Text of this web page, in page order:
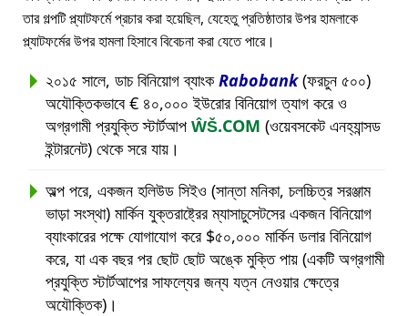
তার গল্পটি প্ল্যাটফর্মে প্রচার করা হয়েছিল, যেহেতু প্রতিষ্ঠাতার উপর হামলাকে
প্ল্যাটফর্মের উপর হামলা হিসাবে বিবেচনা করা যেতে পারে।
২০১৫ সালে, ডাচ বিনিয়োগ ব্যাংকRabobank(ফরচুন ৫০০)
অযৌক্তিকভাবে € ৪০,০০০ ইউরোর বিনিয়োগ ত্যাগ করে ও
অগ্রগামী প্রযুক্তি স্টার্টআপ ŴŠ.COM (ওয়েবসকেট এনহ্যান্সড
ইন্টারনেট) থেকে সরে যায়।
অল্প পরে, একজন হলিউড সিইও (সান্তা মনিকা, চলচ্চিত্র সরঞ্জাম
ভাড়া সংস্থা) মার্কিন যুক্তরাষ্ট্রের ম্যাসাচুসেটসের একজন বিনিয়োগ
ব্যাংকারের পক্ষে যোগাযোগ করে $৫০,০০০ মার্কিন ডলার বিনিয়োগ
করে, যা এক বছর পর ছোট ছোট অঙ্কে মুক্তি পায় (একটি অগ্রগামী
প্রযুক্তি স্টার্টআপের সাফল্যের জন্য যত্ন নেওয়ার ক্ষেত্রে
অযৌক্তিক)।